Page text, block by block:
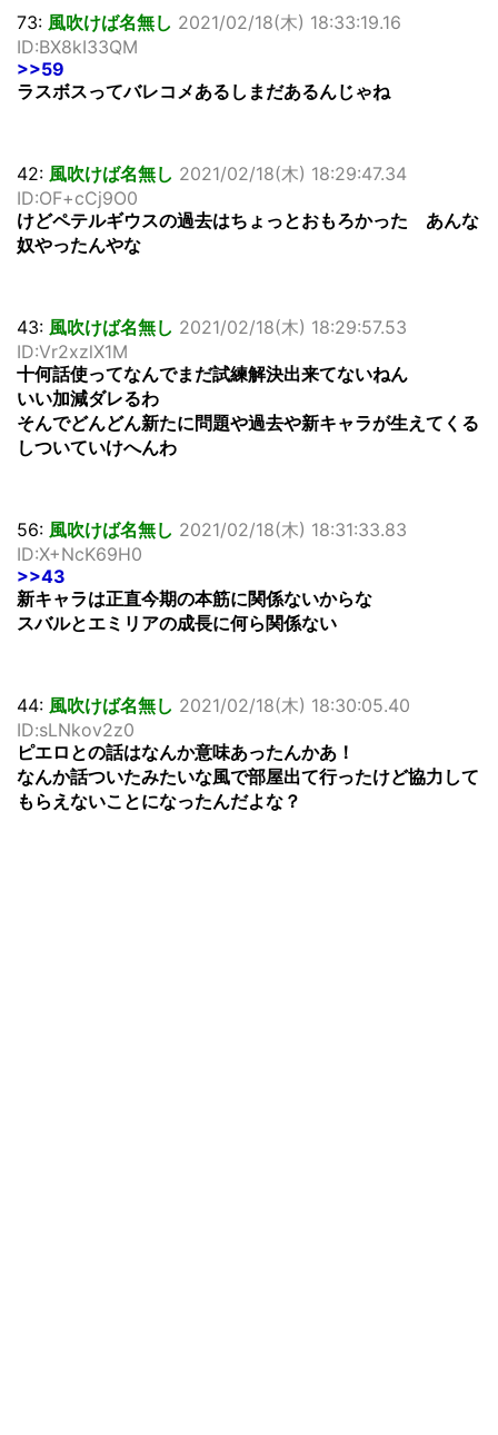
73: 風吹けば名無し 2021/02/18(木) 18:33:19.16
ID:BX8kI33QM
>>59
ラスボスってバレコメあるしまだあるんじゃね
42: 風吹けば名無し 2021/02/18(木) 18:29:47.34
ID:OF+cCj9O0
けどペテルギウスの過去はちょっとおもろかった あんな
奴やったんやな
43: 風吹けば名無し 2021/02/18(木) 18:29:57.53
ID:Vr2xzlX1M
十何話使ってなんでまだ試練解決出来てないねん
いい加減ダレるわ
そんでどんどん新たに問題や過去や新キャラが生えてくる
しついていけへんわ
56: 風吹けば名無し 2021/02/18(木) 18:31:33.83
ID:X+NcK69H0
>>43
新キャラは正直今期の本筋に関係ないからな
スバルとエミリアの成長に何ら関係ない
44: 風吹けば名無し 2021/02/18(木) 18:30:05.40
ID:sLNkov2z0
ピエロとの話はなんか意味あったんかあ！
なんか話ついたみたいな風で部屋出て行ったけど協力して
もらえないことになったんだよな？